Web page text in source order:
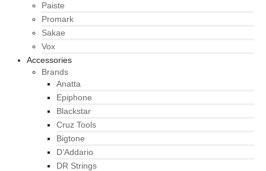
Paiste
Promark
Sakae
Vox
Accessories
Brands
Anatta
Epiphone
Blackstar
Cruz Tools
Bigtone
D’Addario
DR Strings